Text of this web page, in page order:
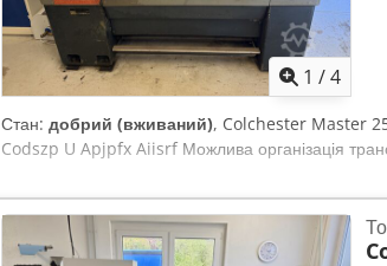
1 /4
Стан: добрий (вживаний), Colchester Master
Codszp U Apjpfx Aiisrf Можлива організація